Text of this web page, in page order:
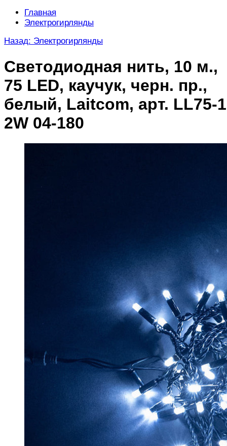
Главная
Электрогирлянды
Назад: Электрогирлянды
Светодиодная нить, 10 м.,
75 LED, каучук, черн. пр.,
белый, Laitcom, арт. LL75-
2W 04-180